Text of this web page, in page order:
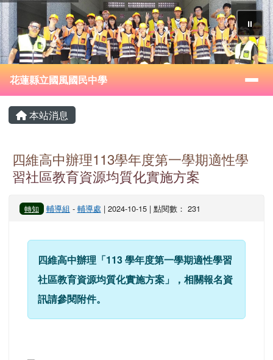
跳至主內容區
花蓮縣立國風國民中學
⏸
導覽列
花蓮縣立國風國民中學
主內容區域
本站消息
四維高中辦理113學年度第一學期適性學
習社區教育資源均質化實施方案
轉知 輔導組 - 輔導處 | 2024-10-15 | 點閱數： 231
四維高中辦理「113 學年度第一學期適性學習
社區教育資源均質化實施方案」，相關報名資
訊請參閱附件。
頁尾區域